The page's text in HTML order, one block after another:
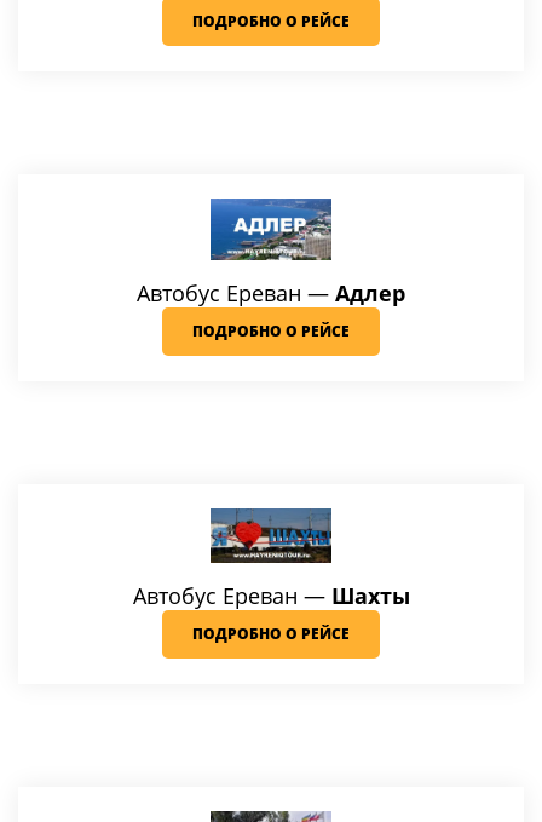
ПОДРОБНО О РЕЙСЕ
Автобус Ереван — Адлер
ПОДРОБНО О РЕЙСЕ
Автобус Ереван — Шахты
ПОДРОБНО О РЕЙСЕ